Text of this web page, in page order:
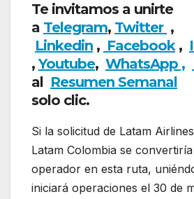
Te invitamos a unirte
a Telegram, Twitter ,
Linkedin , Facebook,
,Youtube, WhatsApp ,
al Resumen Semanal
solo clic.
Si la solicitud de Latam
Latam Colombia se
operador en esta ruta,
iniciará operaciones el 30 de